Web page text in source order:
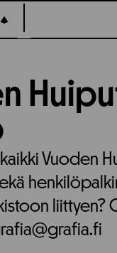
Vuoden
liittyen?